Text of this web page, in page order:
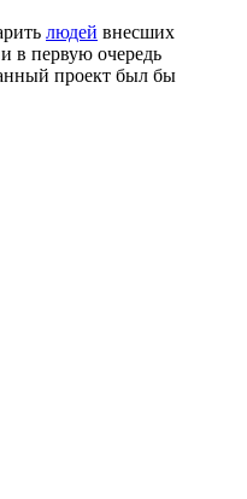
людей внесших
в первую очередь
проект был бы